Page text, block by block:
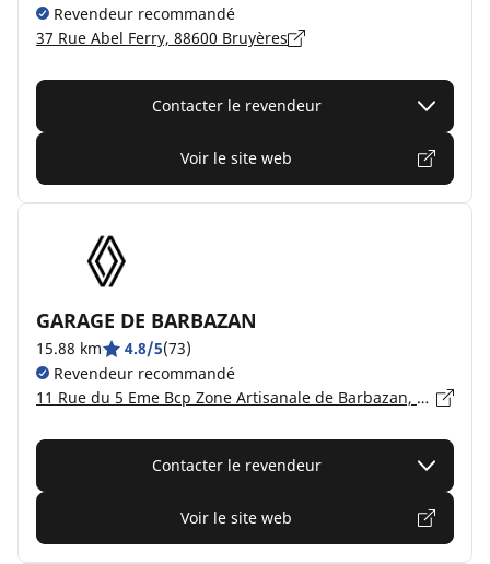
Revendeur recommandé
37 Rue Abel Ferry, 88600 Bruyères
Contacter le revendeur
Voir le site web
GARAGE DE BARBAZAN
15.88 km 4.8/5(73)
Revendeur recommandé
11 Rue du 5 Eme Bcp Zone Artisanale de Barbazan, 88600 BRUYERES
Contacter le revendeur
Voir le site web